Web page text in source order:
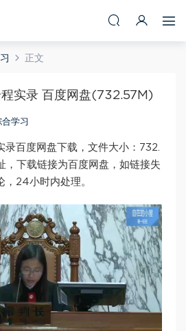
正文
实录 百度网盘(732.57M)
合学习
录百度网盘下载，文件大小：732.
，下载链接为百度网盘，如链接失
，24小时内处理。